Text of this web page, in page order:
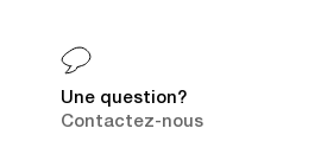
Une question?
Contactez-nous